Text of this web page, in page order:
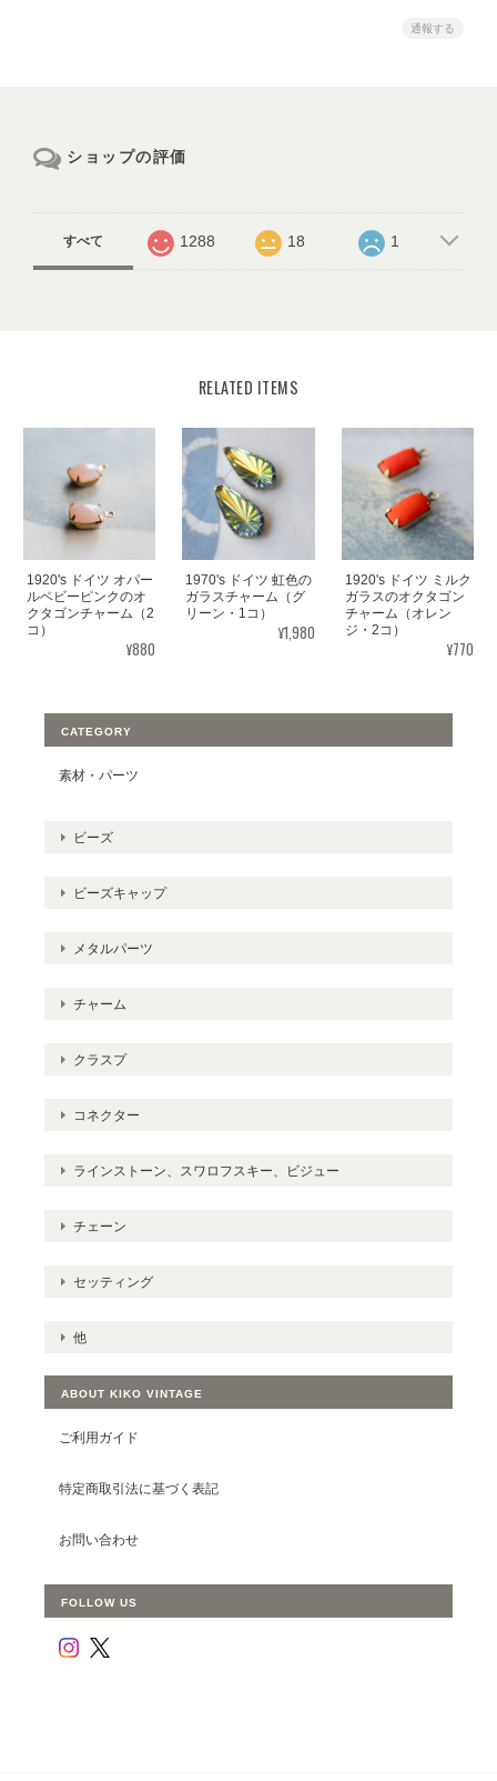
通報する
ショップの評価
すべて 1288 18 1
RELATED ITEMS
1920's ドイツ オパー
ルベビーピンクのオ
クタゴンチャーム（2
コ）
¥880
1970's ドイツ 虹色の
ガラスチャーム（グ
リーン・1コ）
¥1,980
1920's ドイツ ミルク
ガラスのオクタゴン
チャーム（オレン
ジ・2コ）
¥770
CATEGORY
素材・パーツ
ビーズ
ビーズキャップ
メタルパーツ
チャーム
クラスプ
コネクター
ラインストーン、スワロフスキー、ビジュー
チェーン
セッティング
他
ABOUT KIKO VINTAGE
ご利用ガイド
特定商取引法に基づく表記
お問い合わせ
FOLLOW US